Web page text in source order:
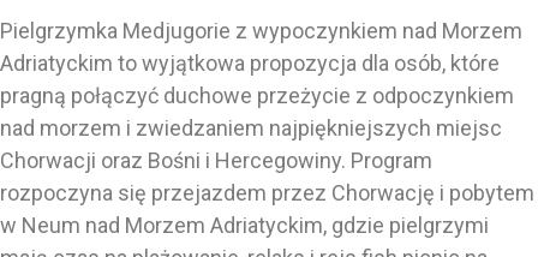
Pielgrzymka Medjugorie z wypoczynkiem nad Morzem
Adriatyckim to wyjątkowa propozycja dla osób, które
pragną połączyć duchowe przeżycie z odpoczynkiem
nad morzem i zwiedzaniem najpiękniejszych miejsc
Chorwacji oraz Bośni i Hercegowiny. Program
rozpoczyna się przejazdem przez Chorwację i pobytem
w Neum nad Morzem Adriatyckim, gdzie pielgrzymi